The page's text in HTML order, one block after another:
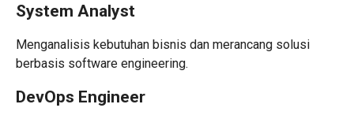
System Analyst
Menganalisis kebutuhan bisnis dan merancang solusi
berbasis software engineering.
DevOps Engineer